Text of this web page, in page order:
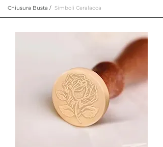
Chiusura Busta / Simboli Ceralacca